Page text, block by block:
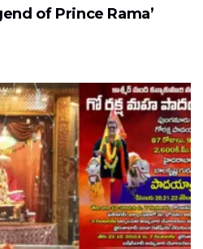
of Prince Rama’